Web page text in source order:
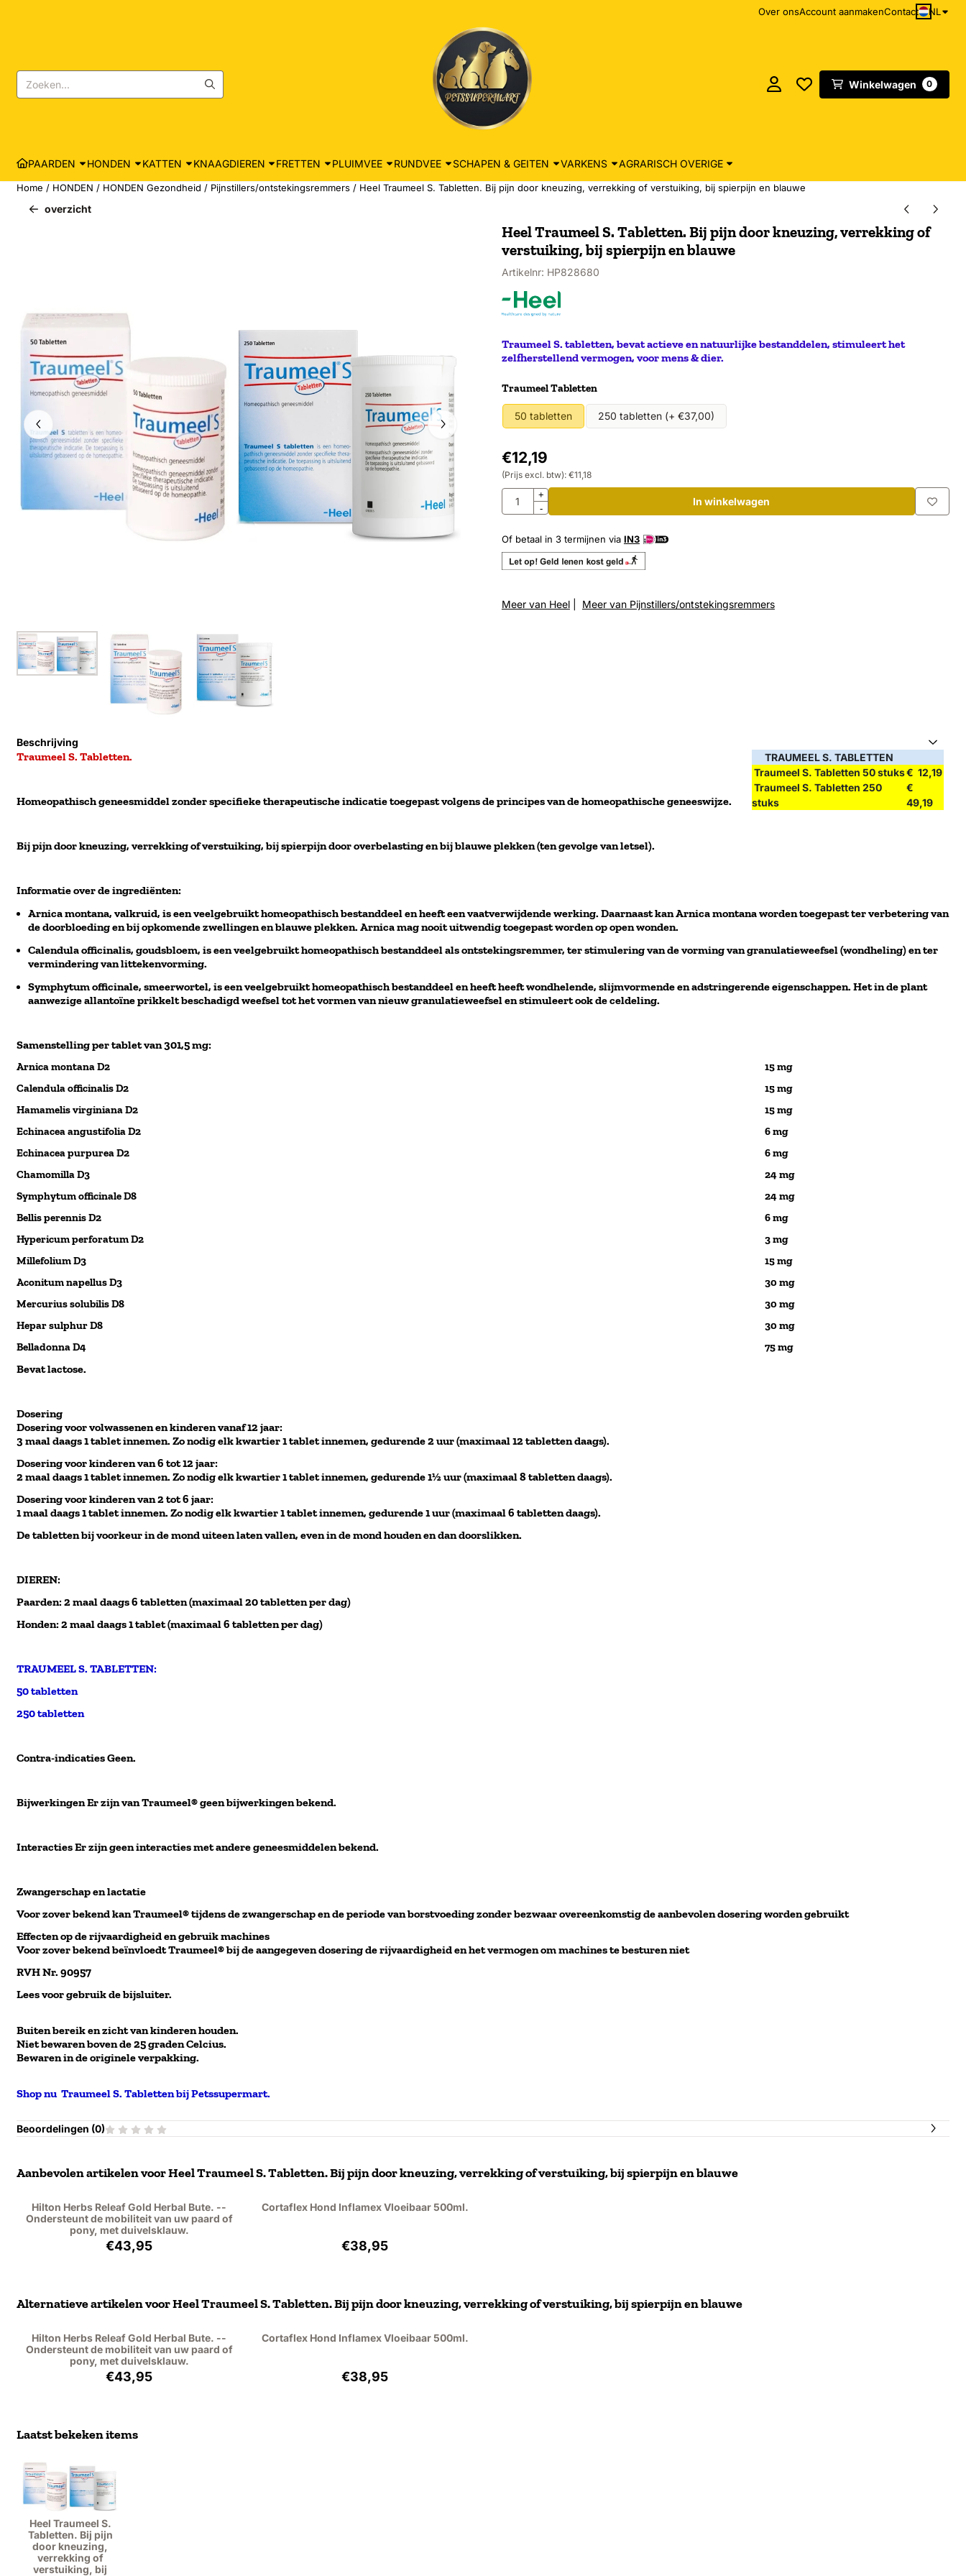
Over onsAccount aanmakenContact NL
Zoeken
Winkelwagen 0
PAARDEN HONDEN KATTEN KNAAGDIEREN FRETTEN PLUIMVEE RUNDVEE SCHAPEN & GEITEN VARKENS AGRARISCH OVERIGE
Home / HONDEN / HONDEN Gezondheid / Pijnstillers/ontstekingsremmers / Heel Traumeel S. Tabletten. Bij pijn door kneuzing, verrekking of verstuiking, bij spierpijn en blauwe
overzicht
Heel Traumeel S. Tabletten. Bij pijn door kneuzing, verrekking of
verstuiking, bij spierpijn en blauwe
Artikelnr: HP828680
Traumeel S. tabletten, bevat actieve en natuurlijke bestanddelen, stimuleert het
zelfherstellend vermogen, voor mens & dier.
Maak een keuze voor
Traumeel Tabletten
50 tabletten 250 tabletten (+ €37,00)
€12,19
(Prijs excl. btw): €11,18
Aantal
+
-
In winkelwagen
Of betaal in 3 termijnen via IN3
Meer van Heel| Meer van Pijnstillers/ontstekingsremmers
Beschrijving
TRAUMEEL S. TABLETTEN
Traumeel S. Tabletten 50 stuks€ 12,19
Traumeel S. Tabletten 250
stuks
€
49,19
Traumeel S. Tabletten.
Homeopathisch geneesmiddel zonder specifieke therapeutische indicatie toegepast volgens de principes van de homeopathische geneeswijze.
Bij pijn door kneuzing, verrekking of verstuiking, bij spierpijn door overbelasting en bij blauwe plekken (ten gevolge van letsel).
Informatie over de ingrediënten:
Arnica montana, valkruid, is een veelgebruikt homeopathisch bestanddeel en heeft een vaatverwijdende werking. Daarnaast kan Arnica montana worden toegepast ter verbetering van
de doorbloeding en bij opkomende zwellingen en blauwe plekken. Arnica mag nooit uitwendig toegepast worden op open wonden.
Calendula officinalis, goudsbloem, is een veelgebruikt homeopathisch bestanddeel als ontstekingsremmer, ter stimulering van de vorming van granulatieweefsel (wondheling) en ter
vermindering van littekenvorming.
Symphytum officinale, smeerwortel, is een veelgebruikt homeopathisch bestanddeel en heeft heeft wondhelende, slijmvormende en adstringerende eigenschappen. Het in de plant
aanwezige allantoïne prikkelt beschadigd weefsel tot het vormen van nieuw granulatieweefsel en stimuleert ook de celdeling.
Samenstelling per tablet van 301,5 mg:
Arnica montana D2
15 mg
Calendula officinalis D2
15 mg
Hamamelis virginiana D2
15 mg
Echinacea angustifolia D2
6 mg
Echinacea purpurea D2
6 mg
Chamomilla D3
24 mg
Symphytum officinale D8
24 mg
Bellis perennis D2
6 mg
Hypericum perforatum D2
3 mg
Millefolium D3
15 mg
Aconitum napellus D3
30 mg
Mercurius solubilis D8
30 mg
Hepar sulphur D8
30 mg
Belladonna D4
75 mg
Bevat lactose.
Dosering
Dosering voor volwassenen en kinderen vanaf 12 jaar:
3 maal daags 1 tablet innemen. Zo nodig elk kwartier 1 tablet innemen, gedurende 2 uur (maximaal 12 tabletten daags).
Dosering voor kinderen van 6 tot 12 jaar:
2 maal daags 1 tablet innemen. Zo nodig elk kwartier 1 tablet innemen, gedurende 1½ uur (maximaal 8 tabletten daags).
Dosering voor kinderen van 2 tot 6 jaar:
1 maal daags 1 tablet innemen. Zo nodig elk kwartier 1 tablet innemen, gedurende 1 uur (maximaal 6 tabletten daags).
De tabletten bij voorkeur in de mond uiteen laten vallen, even in de mond houden en dan doorslikken.
DIEREN:
Paarden: 2 maal daags 6 tabletten (maximaal 20 tabletten per dag)
Honden: 2 maal daags 1 tablet (maximaal 6 tabletten per dag)
TRAUMEEL S. TABLETTEN:
50 tabletten
250 tabletten
Contra-indicaties Geen.
Bijwerkingen Er zijn van Traumeel® geen bijwerkingen bekend.
Interacties Er zijn geen interacties met andere geneesmiddelen bekend.
Zwangerschap en lactatie
Voor zover bekend kan Traumeel® tijdens de zwangerschap en de periode van borstvoeding zonder bezwaar overeenkomstig de aanbevolen dosering worden gebruikt
Effecten op de rijvaardigheid en gebruik machines
Voor zover bekend beïnvloedt Traumeel® bij de aangegeven dosering de rijvaardigheid en het vermogen om machines te besturen niet
RVH Nr. 90957
Lees voor gebruik de bijsluiter.
Buiten bereik en zicht van kinderen houden.
Niet bewaren boven de 25 graden Celcius.
Bewaren in de originele verpakking.
Shop nu Traumeel S. Tabletten bij Petssupermart.
Beoordelingen (0)
Aanbevolen artikelen voorHeel Traumeel S. Tabletten. Bij pijn door kneuzing, verrekking of verstuiking, bij spierpijn en blauwe
Hilton Herbs Releaf Gold Herbal Bute. --
Ondersteunt de mobiliteit van uw paard of
pony, met duivelsklauw.
Prijs: 43,95, exclusief btw: 40,32
€43,95
Cortaflex Hond Inflamex Vloeibaar 500ml.
Prijs: 38,95, exclusief btw: 32,19
€38,95
Alternatieve artikelen voorHeel Traumeel S. Tabletten. Bij pijn door kneuzing, verrekking of verstuiking, bij spierpijn en blauwe
Hilton Herbs Releaf Gold Herbal Bute. --
Ondersteunt de mobiliteit van uw paard of
pony, met duivelsklauw.
Prijs: 43,95, exclusief btw: 40,32
€43,95
Cortaflex Hond Inflamex Vloeibaar 500ml.
Prijs: 38,95, exclusief btw: 32,19
€38,95
Laatst bekeken items
Heel Traumeel S.
Tabletten. Bij pijn
door kneuzing,
verrekking of
verstuiking, bij